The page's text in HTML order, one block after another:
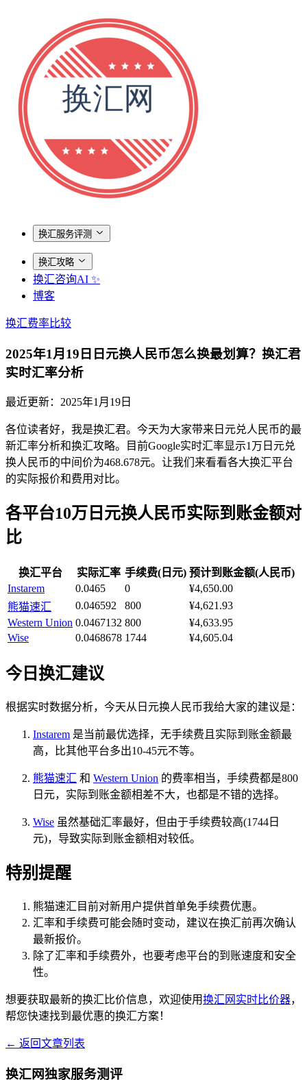
换汇服务评测
换汇攻略
换汇咨询AI ✨
博客
换汇费率比较
2025年1月19日日元换人民币怎么换最划算？换汇君
实时汇率分析
最近更新： 2025年1月19日
各位读者好，我是换汇君。今天为大家带来日元兑人民币的最
新汇率分析和换汇攻略。目前Google实时汇率显示1万日元兑
换人民币的中间价为468.678元。让我们来看看各大换汇平台
的实际报价和费用对比。
各平台10万日元换人民币实际到账金额对
比
换汇平台 实际汇率 手续费(日元) 预计到账金额(人民币)
Instarem
0.0465 0
¥4,650.00
熊猫速汇
0.046592 800
¥4,621.93
Western Union 0.0467132 800
¥4,633.95
Wise
0.0468678 1744 ¥4,605.04
今日换汇建议
根据实时数据分析，今天从日元换人民币我给大家的建议是：
Instarem 是当前最优选择，无手续费且实际到账金额最
高，比其他平台多出10-45元不等。
熊猫速汇 和 Western Union 的费率相当，手续费都是800
日元，实际到账金额相差不大，也都是不错的选择。
Wise 虽然基础汇率最好，但由于手续费较高(1744日
元)，导致实际到账金额相对较低。
特别提醒
熊猫速汇目前对新用户提供首单免手续费优惠。
汇率和手续费可能会随时变动，建议在换汇前再次确认
最新报价。
除了汇率和手续费外，也要考虑平台的到账速度和安全
性。
想要获取最新的换汇比价信息，欢迎使用换汇网实时比价器，
帮您快速找到最优惠的换汇方案！
← 返回文章列表
换汇网独家服务测评